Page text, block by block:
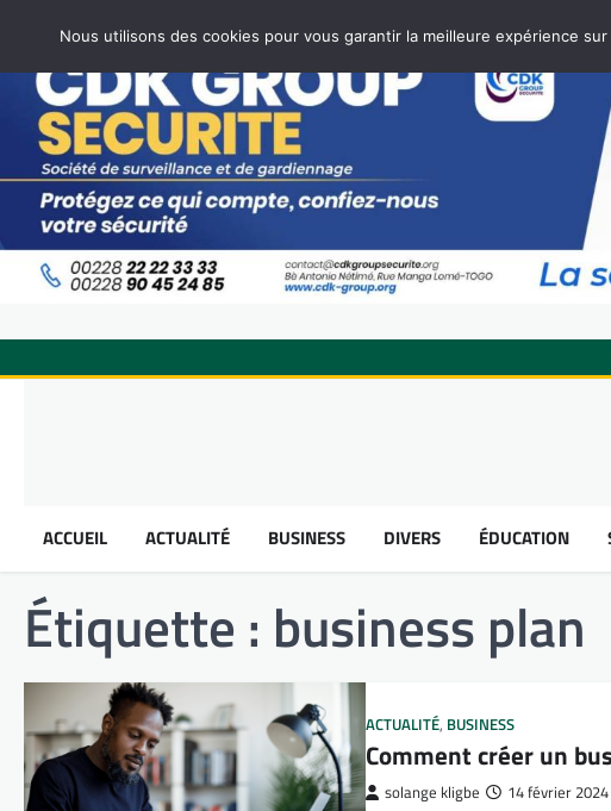
ACCUEIL ACTUALITÉ BUSINESS DIVERS ÉDUCATION
Étiquette : business plan
ACTUALITÉ, BUSINESS
Comment créer un
solange kligbe 14 février 2024
Nous utilisons des cookies pour vous garantir la meilleure expérience